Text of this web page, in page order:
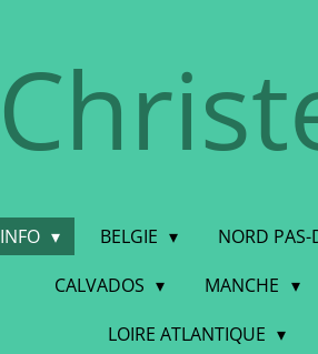
INFO BELGIE NORD PAS-
CALVADOS
MANCHE
LOIRE ATLANTIQUE